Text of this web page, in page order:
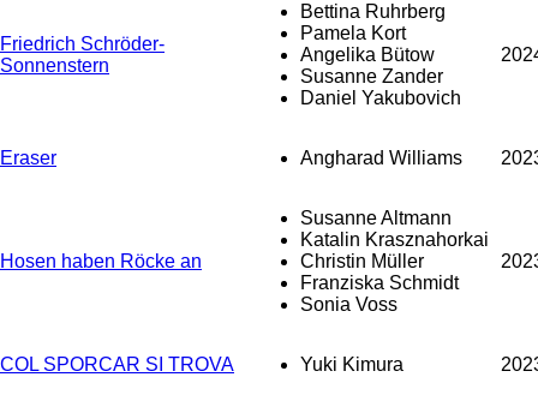
Friedrich Schröder-
Sonnenstern
Bettina Ruhrberg
Pamela Kort
Angelika Bütow
Susanne Zander
Daniel Yakubovich
Eraser Angharad Williams
Hosen haben Röcke an
Susanne Altmann
Katalin Krasznahorkai
Christin Müller
Franziska Schmidt
Sonia Voss
COL SPORCAR SI TROVA Yuki Kimura